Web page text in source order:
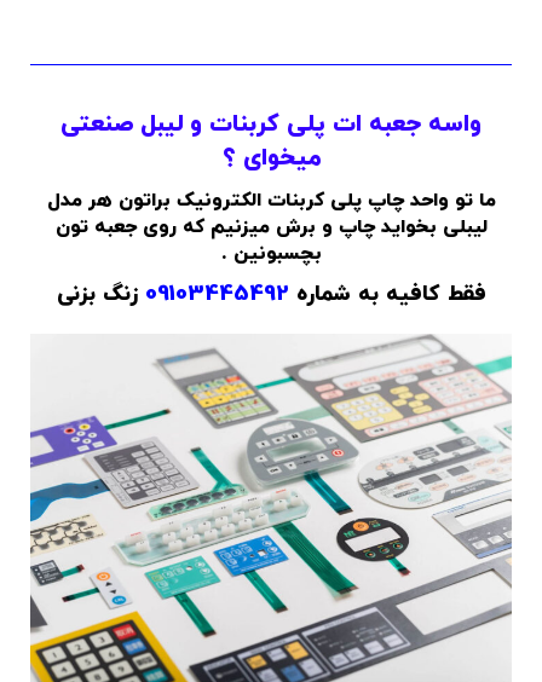
واسه جعبه ات پلی کربنات و لیبل صنعتی
میخوای ؟
ما تو واحد چاپ پلی کربنات الکترونیک براتون هر مدل
لیبلی بخواید چاپ و برش میزنیم که روی جعبه تون
بچسبونین .
فقط کافیه به شماره 09103445492 زنگ بزنی